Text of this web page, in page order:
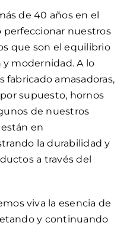
de 40 años en el
nuestros
que son el equilibrio
modernidad. A lo
fabricado amasadoras,
supuesto, hornos
de nuestros
en
la durabilidad y
a través del
viva la esencia de
y continuando